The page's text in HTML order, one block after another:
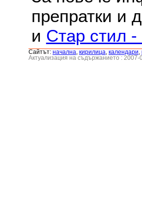
препратки и
и Стар стил -
Сайтът: началнa кирилица календари
Актуализация на съдържанието : 2007-